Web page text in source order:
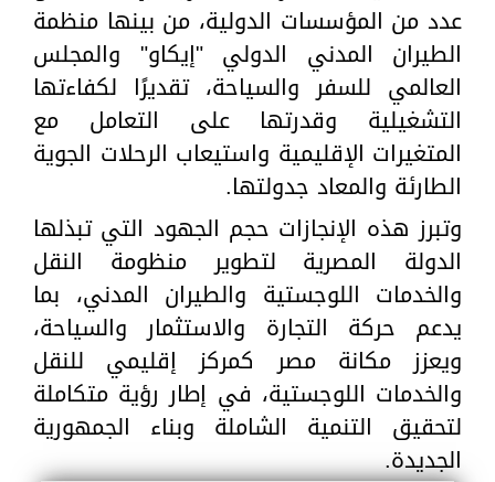
عدد من المؤسسات الدولية، من بينها منظمة
الطيران المدني الدولي "إيكاو" والمجلس
العالمي للسفر والسياحة، تقديرًا لكفاءتها
التشغيلية وقدرتها على التعامل مع
المتغيرات الإقليمية واستيعاب الرحلات الجوية
الطارئة والمعاد جدولتها.
وتبرز هذه الإنجازات حجم الجهود التي تبذلها
الدولة المصرية لتطوير منظومة النقل
والخدمات اللوجستية والطيران المدني، بما
يدعم حركة التجارة والاستثمار والسياحة،
ويعزز مكانة مصر كمركز إقليمي للنقل
والخدمات اللوجستية، في إطار رؤية متكاملة
لتحقيق التنمية الشاملة وبناء الجمهورية
الجديدة.